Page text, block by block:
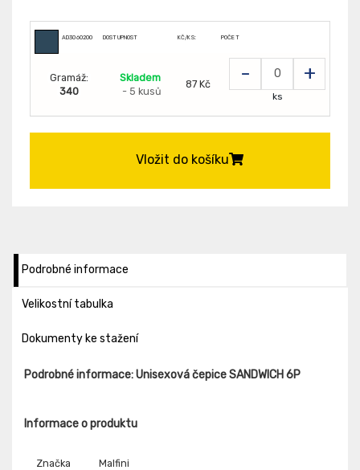
AD3060200 DOSTUPNOST KČ/KS: POČET
Gramáž:
340
Skladem
- 5 kusů
87 Kč - +
ks
Vložit do košíku
Podrobné informace
Velikostní tabulka
Dokumenty ke stažení
Podrobné informace: Unisexová čepice SANDWICH 6P
Informace o produktu
Značka Malfini